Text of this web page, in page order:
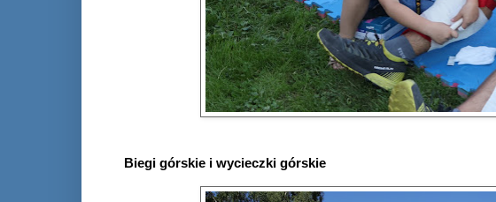
Biegi górskie i wycieczki górskie